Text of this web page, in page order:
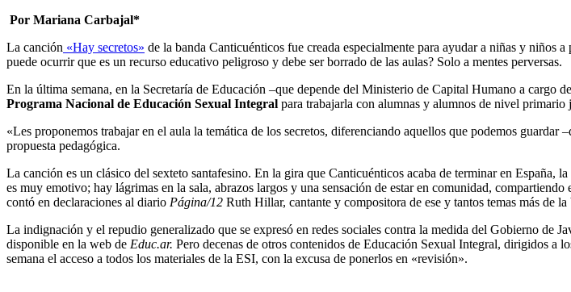
Por Mariana Carbajal*
La canción «Hay secretos» de la banda Canticuénticos fue creada especialmente para ayudar a niñas y niños
puede ocurrir que es un recurso educativo peligroso y debe ser borrado de las aulas? Solo a mentes perversas.
En la última semana, en la Secretaría de Educación –que depende del Ministerio de Capital Humano a cargo
Programa Nacional de Educación Sexual Integral para trabajarla con alumnas y alumnos de nivel
«Les proponemos trabajar en el aula la temática de los secretos, diferenciando aquellos que podemos
propuesta pedagógica.
La canción es un clásico del sexteto santafesino. En la gira que Canticuénticos acaba de terminar en
es muy emotivo; hay lágrimas en la sala, abrazos largos y una sensación de estar en comunidad,
contó en declaraciones al diario Página/12 Ruth Hillar, cantante y compositora de ese y tantos temas más de la
La indignación y el repudio generalizado que se expresó en redes sociales contra la medida del Gobierno de
disponible en la web de Educ.ar. Pero decenas de otros contenidos de Educación Sexual Integral, dirigidos a
semana el acceso a todos los materiales de la ESI, con la excusa de ponerlos en «revisión».